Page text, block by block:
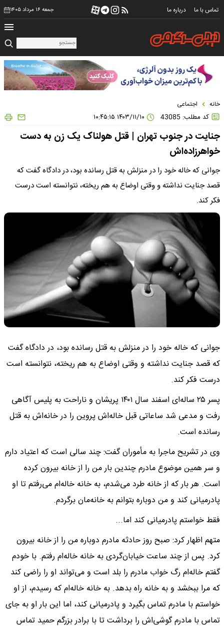
تماس با ما درباره ما جمعه ۱۶ مرداد ۱۴۰۵
خانه اجتماعی
کد مطلب: 43085
جنایت در جنوب تهران | قتل هولناک یک زن به دست
خواهرزاده‌اش
جوانی که خاله خود را در منزلش به قتل رسانده بود، در دادگاه گفت که
قصد جنایت نداشته و وقتی اوضاع به هم ریخته، نتوانسته است درست
فکر کند.
جوانی که خاله خود را در منزلش به قتل رسانده بود، در دادگاه گفت
که قصد جنایت نداشته و وقتی اوضاع به هم ریخته، نتوانسته است
درست فکر کند.
پسر ۲۵ ساله‌ای اسفند سال ۱۴۰۱ پریشان و ناراحت به پلیس آگاهی
رفت و مدعی شد ساعاتی قبل خاله‌اش پروین را در خانه‌اش به قتل
رسانده است.
وی در تشریح ماجرا به مأموران گفت: چند سالی است که اعتیاد دارم
و سر همین موضوع مادرم چندین‌ بار من را از خانه بیرون کرده
است. هر بار که از خانه طرد می‌شدم، به خانه خاله‌ام می‌رفتم تا او
پادرمیانی کند و من دوباره بتوانم به خانه‌مان برگردم.
فقط خواستم پادرمیانی کند اما...
متهم اظهار کرد: صبح روز حادثه مادرم دوباره من را از خانه بیرون
کرد. پس از چند ساعت خیابان‌گردی به خانه خاله‌ام رفتم. با خودم
گفتم خاله‌ام رگ خواب مادرم را بلد است و می‌تواند او را راضی کند
که مرا ببخشد و به خانه راه بدهد. به خانه خاله‌ام که رسیدم، از او
خواستم با مادرم تماس بگیرد و پادرمیانی کند، اما این بار او به جای
تماس با مادرم گوشی‌اش را برداشت تا با برادر بزرگم حمید تماس